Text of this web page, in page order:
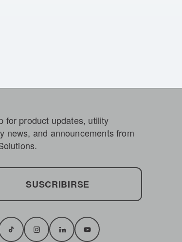
for product updates, utility
news, and announcements from
SUSCRIBIRSE